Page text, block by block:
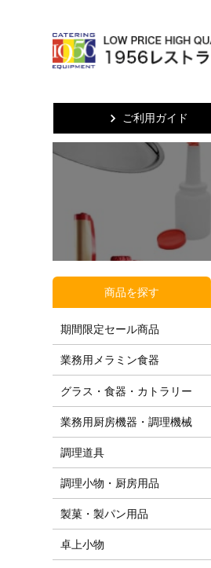
ご利用ガイド
商品を探す
期間限定セール商品
業務用メラミン食器
グラス・食器・カトラリー
業務用厨房機器・調理機械
調理道具
調理小物・厨房用品
製菓・製パン用品
卓上小物